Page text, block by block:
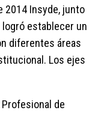
2014 Insyde, junto
logró establecer un
diferentes áreas
Los ejes
de